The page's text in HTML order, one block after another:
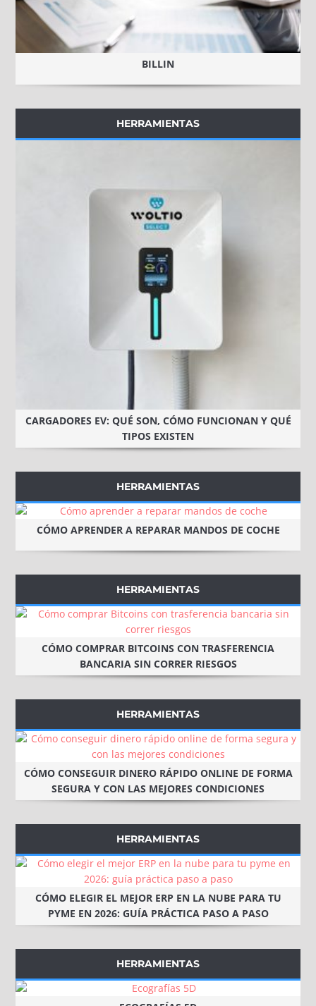
BILLIN
HERRAMIENTAS
CARGADORES EV: QUÉ SON, CÓMO FUNCIONAN Y QUÉ
TIPOS EXISTEN
HERRAMIENTAS
CÓMO APRENDER A REPARAR MANDOS DE COCHE
HERRAMIENTAS
CÓMO COMPRAR BITCOINS CON TRASFERENCIA
BANCARIA SIN CORRER RIESGOS
HERRAMIENTAS
CÓMO CONSEGUIR DINERO RÁPIDO ONLINE DE FORMA
SEGURA Y CON LAS MEJORES CONDICIONES
HERRAMIENTAS
CÓMO ELEGIR EL MEJOR ERP EN LA NUBE PARA TU
PYME EN 2026: GUÍA PRÁCTICA PASO A PASO
HERRAMIENTAS